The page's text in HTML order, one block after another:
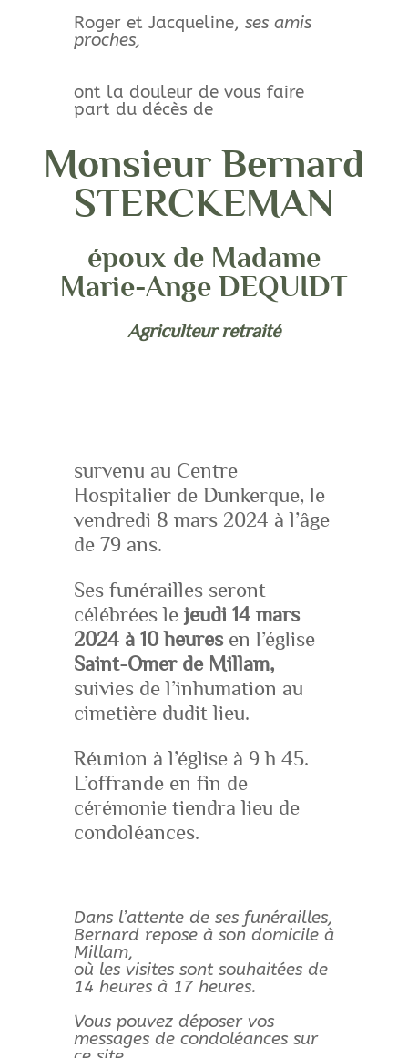
Roger et Jacqueline, ses amis
proches,
ont la douleur de vous faire
part du décès de
Monsieur Bernard
STERCKEMAN
époux de Madame
Marie-Ange DEQUIDT
Agriculteur retraité
survenu au Centre
Hospitalier de Dunkerque, le
vendredi 8 mars 2024 à l’âge
de 79 ans.
Ses funérailles seront
célébrées lejeudi 14 mars
2024 à 10 heuresen l’église
Saint-Omer de Millam,
suivies de l’inhumation au
cimetière dudit lieu.
Réunion à l’église à 9 h 45.
L’offrande en fin de
cérémonie tiendra lieu de
condoléances.
Dans l’attente de ses funérailles,
Bernard repose à son domicile à
Millam,
où les visites sont souhaitées de
14 heures à 17 heures.
Vous pouvez déposer vos
messages de condoléances sur